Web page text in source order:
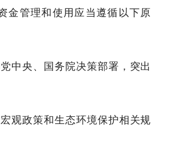
金管理和使用应当遵循以下原
中央、国务院决策部署，突出
观政策和生态环境保护相关规